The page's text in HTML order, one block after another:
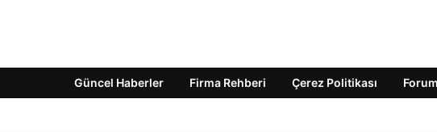
Güncel Haberler Firma Rehberi Çerez Politikası Forum